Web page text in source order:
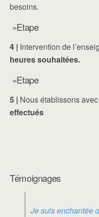
besoins.
»Etape
4 | Intervention de
heures souhaitées.
»Etape
5 | Nous établissons
effectués
Témoignages
Je suis enchantée